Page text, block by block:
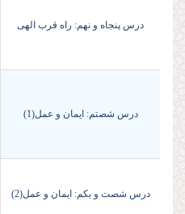
درس پنجاه و نهم: راه قرب الهی
درس شصتم: ایمان و عمل(1)
درس شصت و یکم: ایمان و عمل(2)